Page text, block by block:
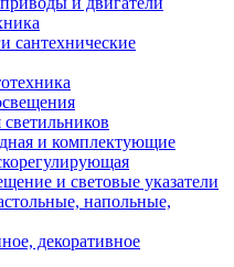
сантехнические
и комплектующие
и световые указатели
напольные,
декоративное